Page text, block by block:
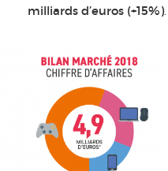
milliards d’euros (+15%).